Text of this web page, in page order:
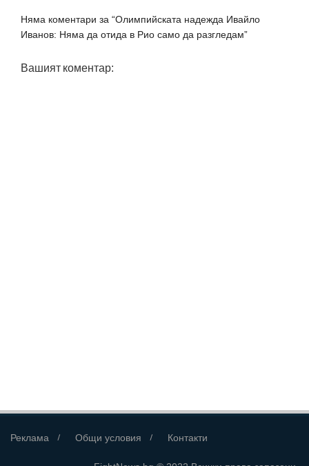
Няма коментари за “Олимпийската надежда Ивайло
Иванов: Няма да отида в Рио само да разгледам”
Вашият коментар:
Реклама Общи условия Контакти